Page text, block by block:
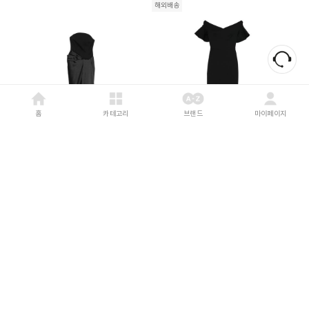
해외배송
홈 카테고리 브랜드 마이페이지